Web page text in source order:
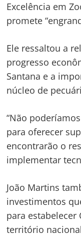
Excelência em
promete
Ele ressaltou a
progresso
Santana e a
núcleo de
“Não
para oferecer
encontrarão o
implementar
João Martins
investimentos
para estabelecer
território